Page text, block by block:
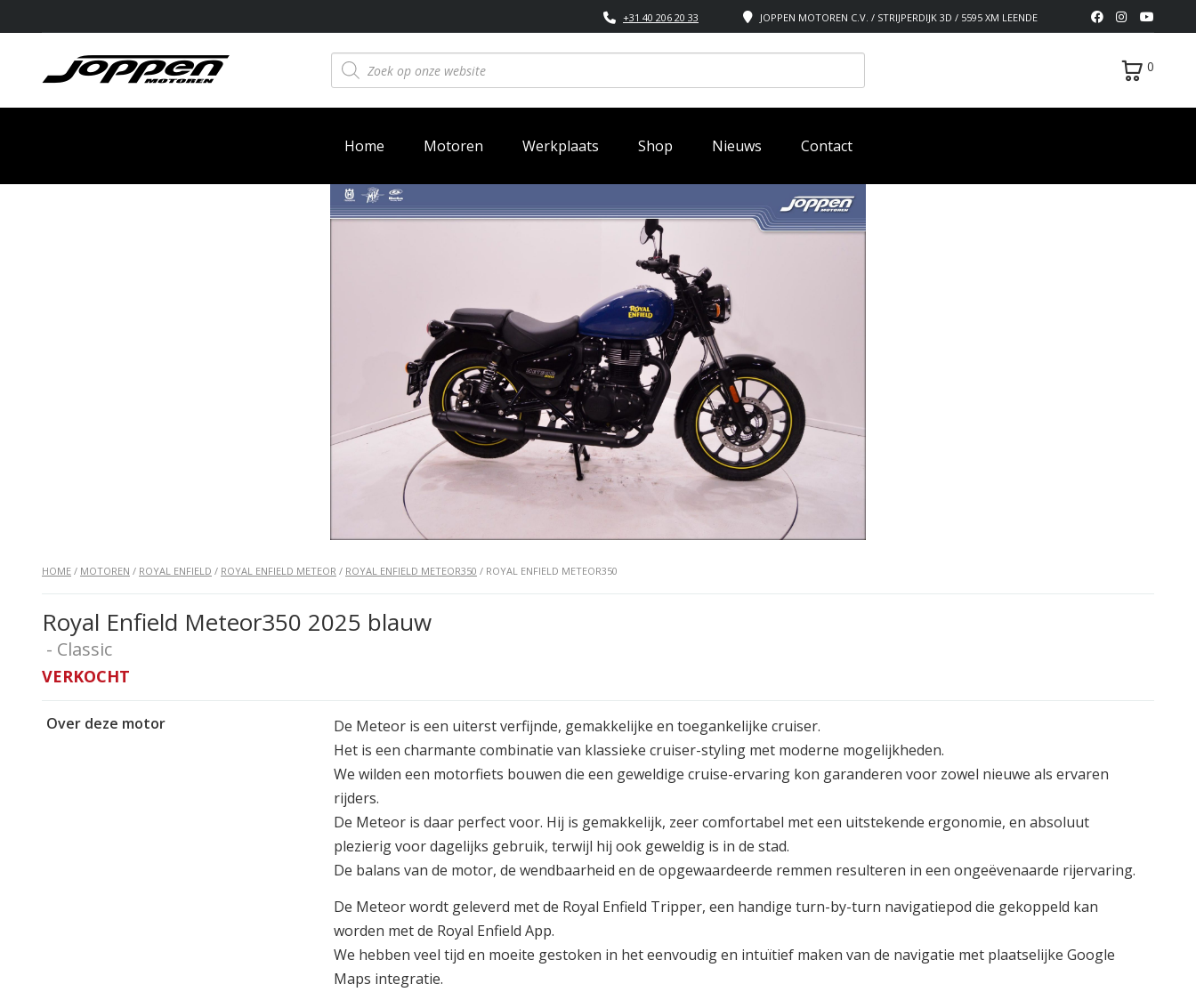
JOPPEN MOTOREN C.V. / STRIJPERDIJK 3D / 5595 XM LEENDE
+31 40 206 20 33
Producten
zoeken 0
Home Motoren Werkplaats Shop Nieuws Contact
HOME / MOTOREN / ROYAL ENFIELD / ROYAL ENFIELD METEOR / ROYAL ENFIELD METEOR350 / ROYAL ENFIELD METEOR350
Royal Enfield Meteor350 2025 blauw
- Classic
VERKOCHT
Over deze motor
De Meteor is een uiterst verfijnde, gemakkelijke en toegankelijke cruiser.
Het is een charmante combinatie van klassieke cruiser-styling met moderne mogelijkheden.
We wilden een motorfiets bouwen die een geweldige cruise-ervaring kon garanderen voor zowel nieuwe als ervaren
rijders.
De Meteor is daar perfect voor. Hij is gemakkelijk, zeer comfortabel met een uitstekende ergonomie, en absoluut
plezierig voor dagelijks gebruik, terwijl hij ook geweldig is in de stad.
De balans van de motor, de wendbaarheid en de opgewaardeerde remmen resulteren in een ongeëvenaarde rijervaring.
De Meteor wordt geleverd met de Royal Enfield Tripper, een handige turn-by-turn navigatiepod die gekoppeld kan
worden met de Royal Enfield App.
We hebben veel tijd en moeite gestoken in het eenvoudig en intuïtief maken van de navigatie met plaatselijke Google
Maps integratie.